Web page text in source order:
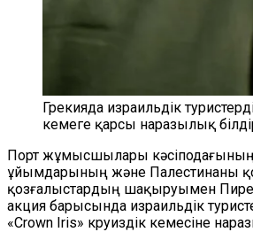
Грекияда израильдік
кемеге қарсы наразылық
Порт жұмысшылары
ұйымдарының және Палестинаны
қозғалыстардың шақыруымен
акция барысында израильдік
«Crown Iris» круиздік кемесіне